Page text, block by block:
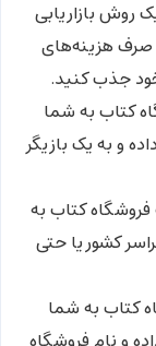
روش بازاریابی
صرف هزینه‌های
خود جذب کنید.
کتاب به شما
و به یک بازیگر
کتاب به
کشور یا حتی
کتاب به شما